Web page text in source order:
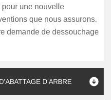
pour une nouvelle
que nous assurons.
demande de dessouchage
D’ARBRE